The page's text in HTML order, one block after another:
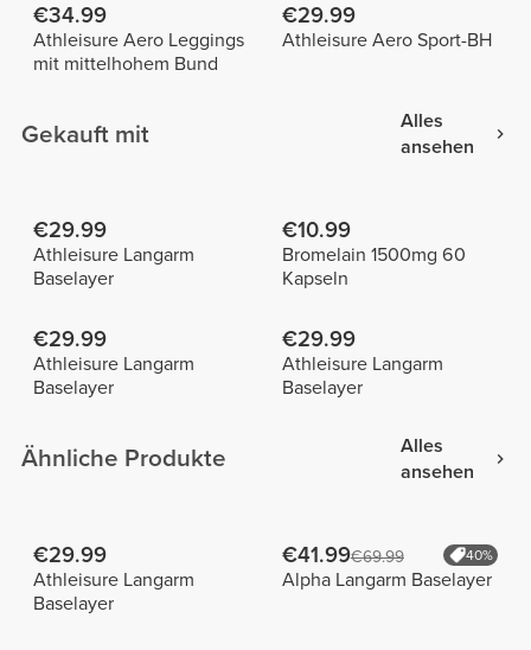
€34.99
Athleisure Aero Leggings
mit mittelhohem Bund
€29.99
Athleisure Aero Sport-BH
Gekauft mit
Alles
ansehen
€29.99
Athleisure Langarm
Baselayer
€10.99
Bromelain 1500mg 60
Kapseln
€29.99
Athleisure Langarm
Baselayer
€29.99
Athleisure Langarm
Baselayer
Ähnliche Produkte
Alles
ansehen
€29.99
Athleisure Langarm
Baselayer
€41.99€69.99 40%
Alpha Langarm Baselayer